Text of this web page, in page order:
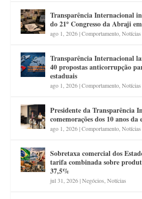
Transparência Internacional
do 21º Congresso da Abraji
ago 1, 2026|Comportamento ,Notícias
Transparência Internacional
40 propostas anticorrupção
estaduais
ago 1, 2026|Comportamento ,Notícias
Presidente da Transparência
comemorações dos 10 anos
ago 1, 2026|Comportamento ,Notícias
Sobretaxa comercial dos
tarifa combinada sobre
37,5%
jul 31, 2026|Negócios ,Notícias